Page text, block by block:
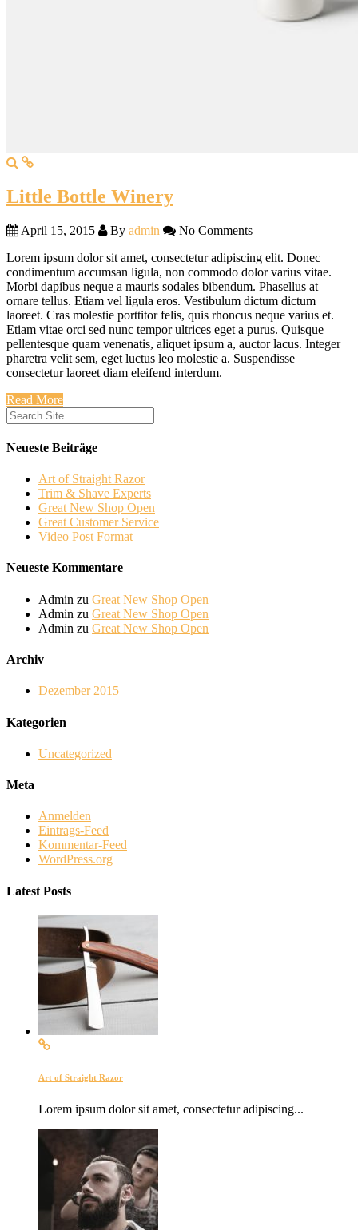
Little Bottle Winery
April 15, 2015 By admin
No Comments
Lorem ipsum dolor sit amet, consectetur adipiscing elit. Donec
condimentum accumsan ligula, non commodo dolor varius vitae.
Morbi dapibus neque a mauris sodales bibendum. Phasellus at
ornare tellus. Etiam vel ligula eros. Vestibulum dictum dictum
laoreet. Cras molestie porttitor felis, quis rhoncus neque varius et.
Etiam vitae orci sed nunc tempor ultrices eget a purus. Quisque
pellentesque quam venenatis, aliquet ipsum a, auctor lacus. Integer
pharetra velit sem, eget luctus leo molestie a. Suspendisse
consectetur laoreet diam eleifend interdum.
Read More
Neueste Beiträge
Art of Straight Razor
Trim & Shave Experts
Great New Shop Open
Great Customer Service
Video Post Format
Neueste Kommentare
Admin zu Great New Shop Open
Admin zu Great New Shop Open
Admin zu Great New Shop Open
Archiv
Dezember 2015
Kategorien
Uncategorized
Meta
Anmelden
Eintrags-Feed
Kommentar-Feed
WordPress.org
Latest Posts
Art of Straight Razor
Lorem ipsum dolor sit amet, consectetur adipiscing...